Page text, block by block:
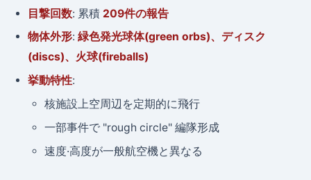
目撃回数: 累積 209件の報告
物体外形: 緑色発光球体(green orbs)、ディスク
(discs)、火球(fireballs)
挙動特性:
核施設上空周辺を定期的に飛行
一部事件で "rough circle" 編隊形成
速度·高度が一般航空機と異なる